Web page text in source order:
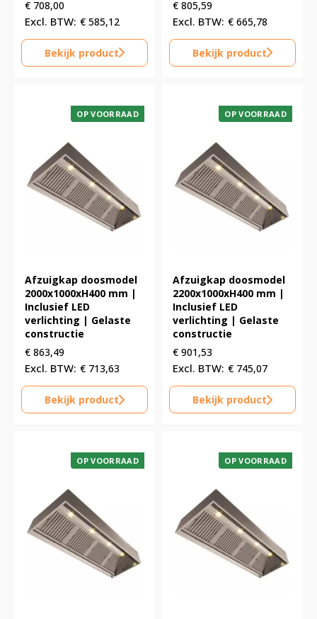
€ 708,00
€ 585,12
Bekijk product
€ 805,59
€ 665,78
Bekijk product
OP VOORRAAD
Afzuigkap doosmodel
2000x1000xH400 mm |
Inclusief LED
verlichting | Gelaste
constructie
€ 863,49
€ 713,63
Bekijk product
OP VOORRAAD
Afzuigkap doosmodel
2200x1000xH400 mm |
Inclusief LED
verlichting | Gelaste
constructie
€ 901,53
€ 745,07
Bekijk product
OP VOORRAAD OP VOORRAAD